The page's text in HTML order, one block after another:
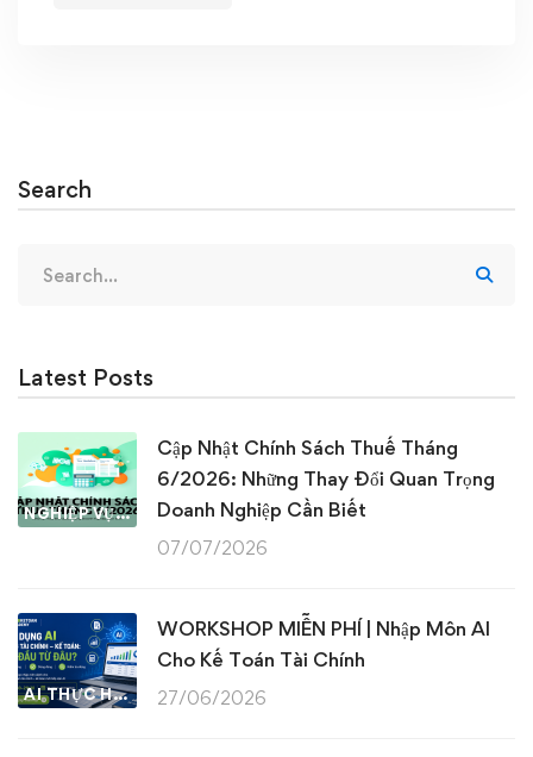
Search
for:
Latest Posts
NGHIỆP VỤ KẾ TOÁN & THUẾ
Cập Nhật Chính Sách Thuế Tháng
6/2026: Những Thay Đổi Quan Trọng
Doanh Nghiệp Cần Biết
07/07/2026
AI THỰC HÀNH
WORKSHOP MIỄN PHÍ | Nhập Môn AI
Cho Kế Toán Tài Chính
27/06/2026